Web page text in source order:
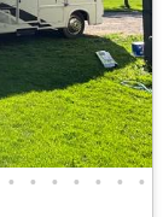
• • • • • • •